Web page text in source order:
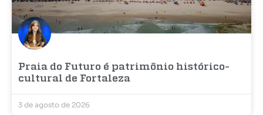
Praia do Futuro é patrimônio histórico-
cultural de Fortaleza
3 de agosto de 2026